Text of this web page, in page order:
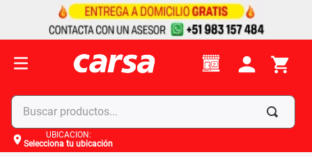
Buscar productos...
UBICACIÓN:
Selecciona tu ubicación
Términos más buscados